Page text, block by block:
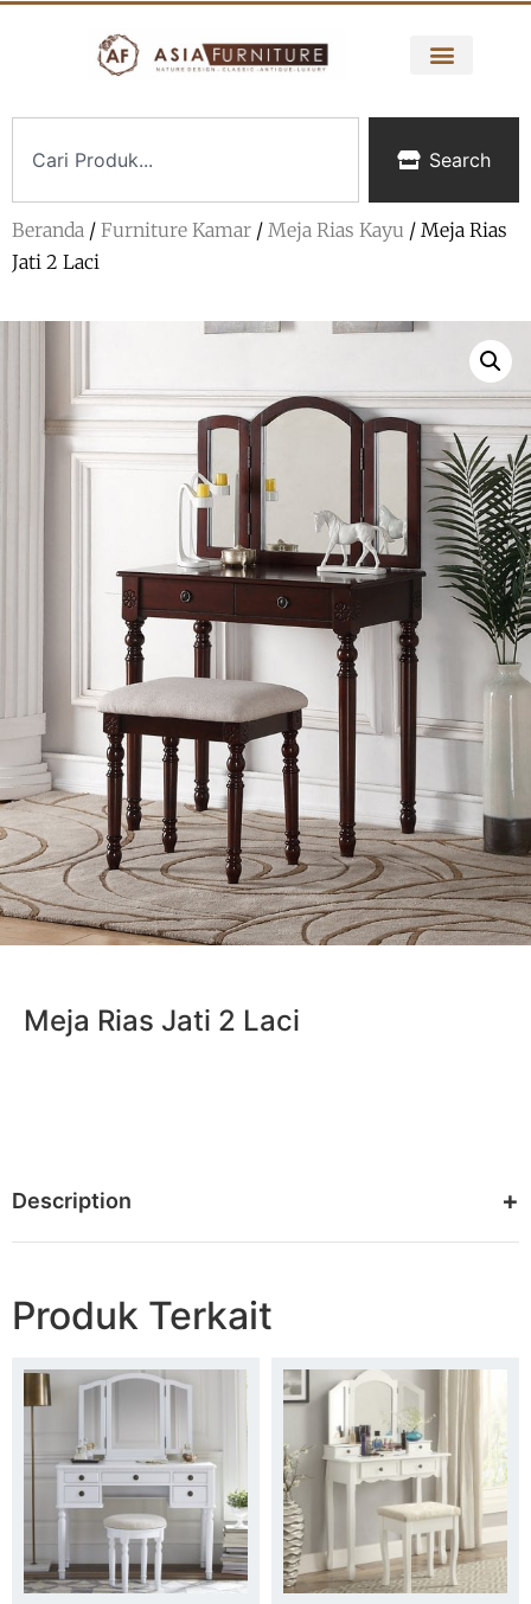
Search
Beranda / Furniture Kamar / Meja Rias Kayu / Meja Rias
Jati 2 Laci
Meja Rias Jati 2 Laci
Description
Produk Terkait